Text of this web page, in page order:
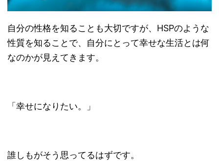
自分の性格を知ることも大切ですが、HSPのような
性質を知ることで、自分にとって幸せな生活とは何
なのかが見えてきます。
「幸せになりたい。」
誰しもがそう思ってるはずです。